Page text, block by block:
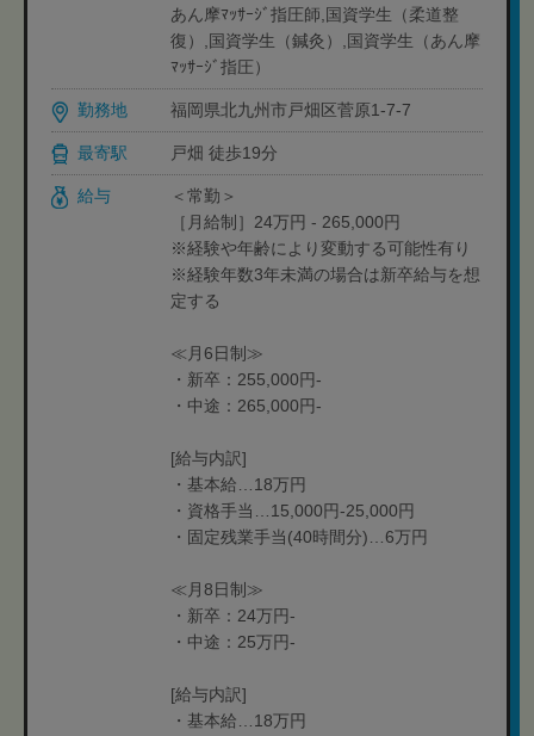
あん摩ﾏｯｻｰｼﾞ指圧師,国資学生（柔道整
復）,国資学生（鍼灸）,国資学生（あん摩
ﾏｯｻｰｼﾞ指圧）
勤務地 福岡県北九州市戸畑区菅原1-7-7
最寄駅 戸畑 徒歩19分
給与
＜常勤＞
［月給制］24万円 - 265,000円
※経験や年齢により変動する可能性有り
※経験年数3年未満の場合は新卒給与を想
定する
≪月6日制≫
・新卒：255,000円-
・中途：265,000円-
[給与内訳]
・基本給…18万円
・資格手当…15,000円-25,000円
・固定残業手当(40時間分)…6万円
≪月8日制≫
・新卒：24万円-
・中途：25万円-
[給与内訳]
・基本給…18万円